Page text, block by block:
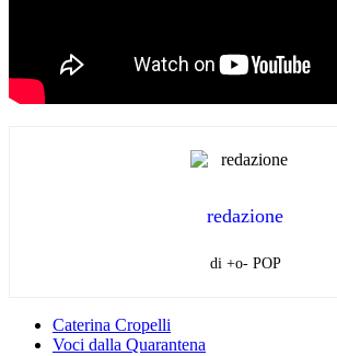
redazione
di +o- POP
Caterina Cropelli
Voci dalla Quarantena